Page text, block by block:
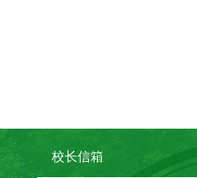
校长信箱